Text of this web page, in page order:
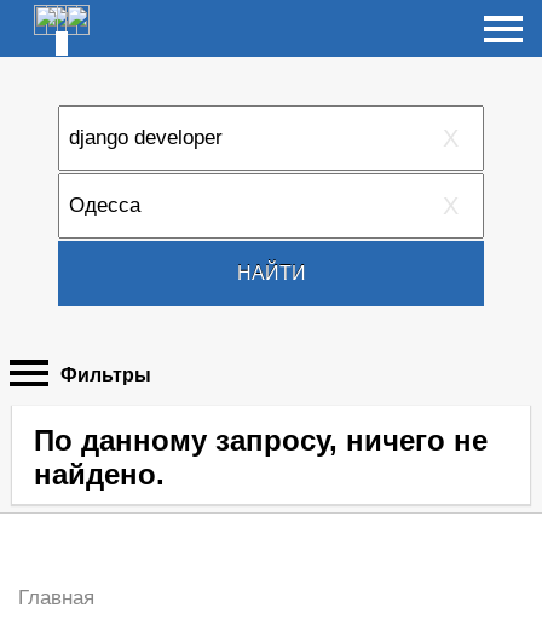
X
X
НАЙТИ
Фильтры
По данному запросу, ничего не
найдено.
Главная